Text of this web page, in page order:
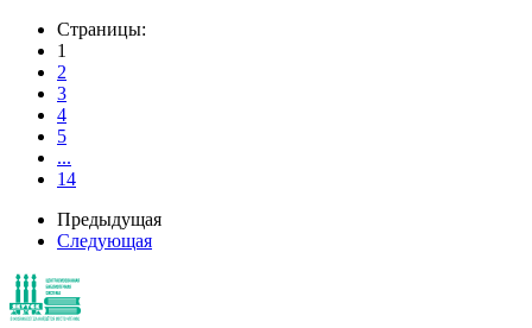
Страницы:
1
2
3
4
5
...
14
Предыдущая
Следующая